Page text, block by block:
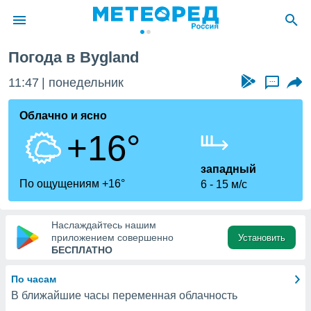
о
Вы можете
к этому
доступ
Погода в Bygland
11:47 понедельник ...
Облачно и ясно
+16°
По ощущениям +16°
западный
6
15 м/с
Наслаждайтесь нашим
приложением совершенно
БЕСПЛАТНО
Установить
По часам
В ближайшие часы переменная облачность